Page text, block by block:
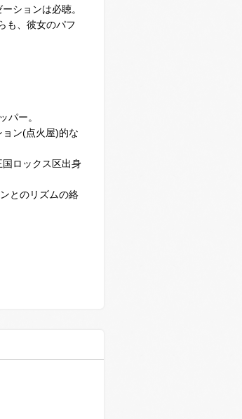
ションは必聴。
も、彼女のパフ
パー。
ン(点火屋)的な
ロックス区出身
とのリズムの絡